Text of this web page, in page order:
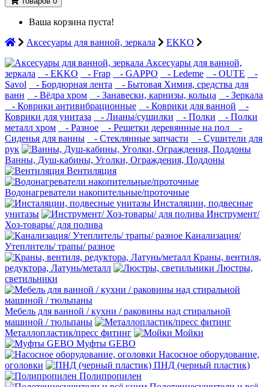
Ваша корзина пуста!
Аксесуары для ванной, зеркала
EKKO
Аксесуары для ванной,
зеркала
- EKKO - Frap - GAPPO - Ledeme - OUTE
-
Savol
- Бордюрная лента
- Бытовая Химия, средства для
ванн
- Вёдра хром - Занавески, карнизы, кольца
- Зеркала
- Коврики антивибрационные
- Коврики для ванной
-
Коврики для унитаза
- Лианы/сушилки - Полки
- Полки
металл хром
- Разное - Решетки деревянные на пол
-
Сиденья для ванны
- Стеклянные запчасти
- Сушители для
рук
Ванны, Душ-кабины, Уголки, Ограждения, Поддоны
Вентиляция
Водонагреватели накопительные/проточные
Инсталяции, подвесные
унитазы
Инструмент/
Хоз-товары/ для полива
Канализация/
Утеплитель/ трапы/ разное
Краны, вентиля,
редуктора, Латунь/металл
Люстры,
светильники
Мебель для ванной / кухни / раковины над стиральной
машиной / тюльпаны
Металлопластик/пресс фитинг
Мойки
Муфты GEBO
Насосное оборудование,
оголовки
ПНД (черный пластик)
Полипропилен